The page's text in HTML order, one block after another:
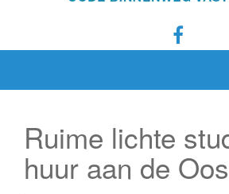
Ruime lichte
huur aan de